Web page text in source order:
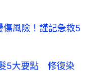
風險！謹記急救5
5大要點 修復染